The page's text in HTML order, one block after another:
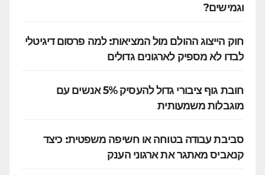
וגמישים?
חוק הייצוג ההולם מול המציאות: למה פרסום דיגיטלי
לבדו לא מספיק לארגונים גדולים
חובת גוף ציבורי גדול להעסיק 5% אנשים עם
מוגבלות משמעותית
סביבת עבודה בטוחה או חשיפה משפטית: כיצד
קנאביס מאתגר את ארגוני הענק